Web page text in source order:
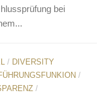
bei
/ DIVERSITY
/
/